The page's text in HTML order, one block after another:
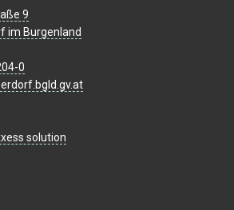
9
im Burgenland
0
solution